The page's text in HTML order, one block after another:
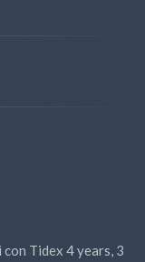
con Tidex 4 years, 3